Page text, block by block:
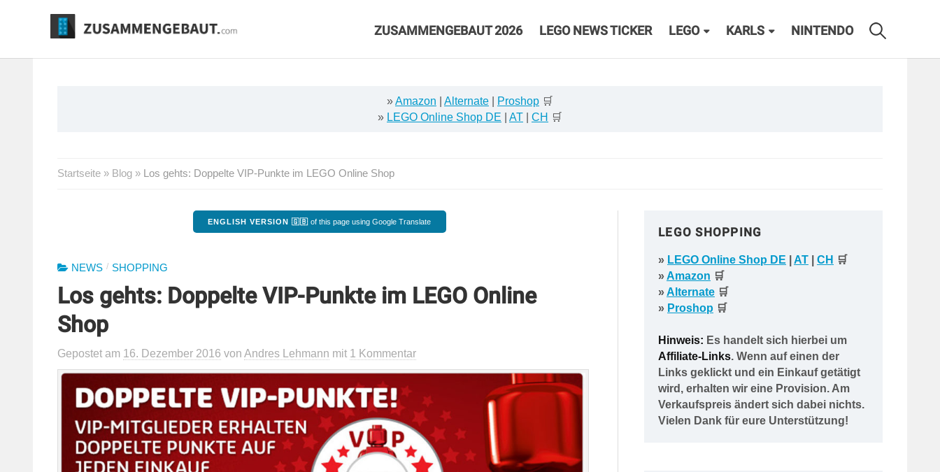
ZUSAMMENGEBAUT 2026 LEGO NEWS TICKER LEGO KARLS NINTENDO
»Amazon Alternate Proshop 🛒
» LEGO Online Shop DE AT CH 🛒
Startseite » Blog » Los gehts: Doppelte VIP-Punkte im LEGO Online Shop
ENGLISH VERSION 🇬🇧 of this page using Google Translate
NEWS / SHOPPING
Los gehts: Doppelte VIP-Punkte im LEGO Online
Shop
Gepostet am 16. Dezember 2016 von Andres Lehmann mit 1 Kommentar
LEGO SHOPPING
» LEGO Online Shop DE AT| CH 🛒
»Amazon 🛒
»Alternate🛒
» Proshop 🛒
Hinweis: Es handelt sich hierbei um
Affiliate-Links. Wenn auf einen der
Links geklickt und ein Einkauf getätigt
wird, erhalten wir eine Provision. Am
Verkaufspreis ändert sich dabei nichts.
Vielen Dank für eure Unterstützung!